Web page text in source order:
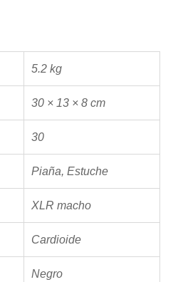
5.2 kg
30 × 13 × 8 cm
30
Piaña, Estuche
XLR macho
Cardioide
Negro